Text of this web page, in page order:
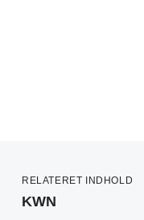
RELATERET INDHOLD
KWN